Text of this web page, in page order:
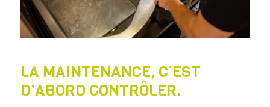
LA MAINTENANCE, C’EST
D’ABORD CONTRÔLER.